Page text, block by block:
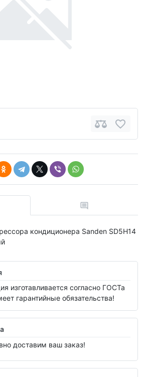
кондиционера Sanden SD5H14
изготавливается согласно ГОСТа
гарантийные обязательства!
доставим ваш заказ!